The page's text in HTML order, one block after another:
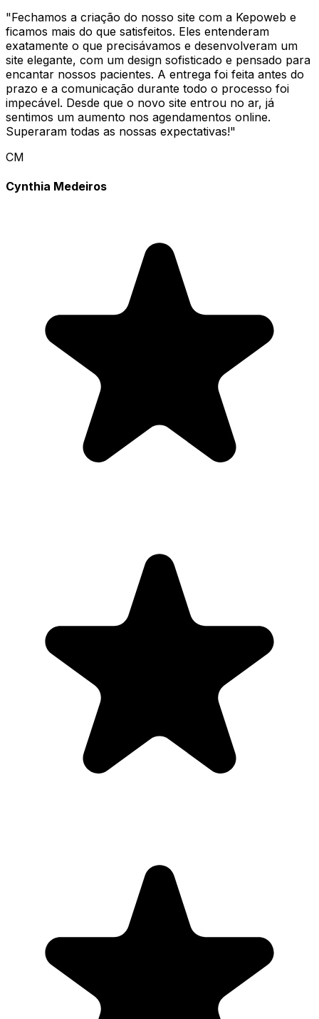
"Fechamos a criação do nosso site com a Kepoweb e
ficamos mais do que satisfeitos. Eles entenderam
exatamente o que precisávamos e desenvolveram um
site elegante, com um design sofisticado e pensado para
encantar nossos pacientes. A entrega foi feita antes do
prazo e a comunicação durante todo o processo foi
impecável. Desde que o novo site entrou no ar, já
sentimos um aumento nos agendamentos online.
Superaram todas as nossas expectativas!"
CM
Cynthia Medeiros